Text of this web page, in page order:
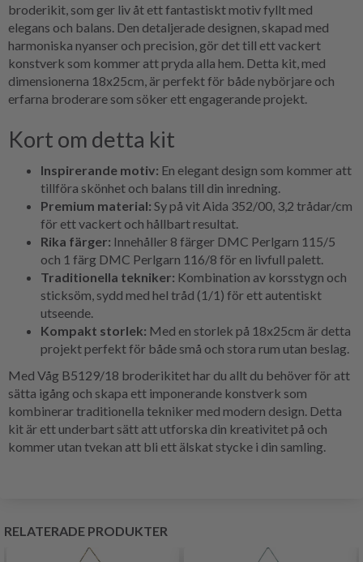
broderikit, som ger liv åt ett fantastiskt motiv fyllt med
elegans och balans. Den detaljerade designen, skapad med
harmoniska nyanser och precision, gör det till ett vackert
konstverk som kommer att pryda alla hem. Detta kit, med
dimensionerna 18x25cm, är perfekt för både nybörjare och
erfarna broderare som söker ett engagerande projekt.
Kort om detta kit
Inspirerande motiv: En elegant design som kommer att
tillföra skönhet och balans till din inredning.
Premium material: Sy på vit Aida 352/00, 3,2 trådar/cm
för ett vackert och hållbart resultat.
Rika färger: Innehåller 8 färger DMC Perlgarn 115/5
och 1 färg DMC Perlgarn 116/8 för en livfull palett.
Traditionella tekniker: Kombination av korsstygn och
sticksöm, sydd med hel tråd (1/1) för ett autentiskt
utseende.
Kompakt storlek: Med en storlek på 18x25cm är detta
projekt perfekt för både små och stora rum utan beslag.
Med Våg B5129/18 broderikitet har du allt du behöver för att
sätta igång och skapa ett imponerande konstverk som
kombinerar traditionella tekniker med modern design. Detta
kit är ett underbart sätt att utforska din kreativitet på och
kommer utan tvekan att bli ett älskat stycke i din samling.
RELATERADE PRODUKTER